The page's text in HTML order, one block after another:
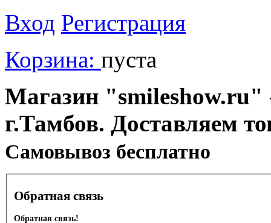
Вход Регистрация
Корзина: пуста
Магазин "smileshow.ru"
г.Тамбов. Доставляем
Cамовывоз бесплатно
Обратная связь
Обратная связь!